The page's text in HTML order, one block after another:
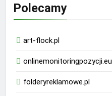
Polecamy
art-flock.pl
onlinemonitoringpozycji.eu
folderyreklamowe.pl